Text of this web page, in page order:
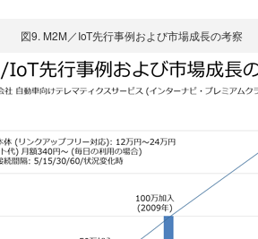
図9. M2M／IoT先行事例および市場成長の考察